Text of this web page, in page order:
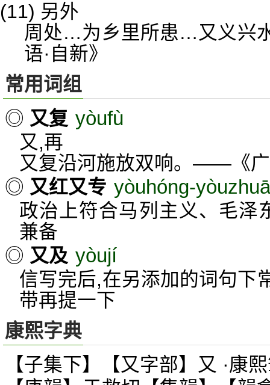
(11) 另外
周处…为乡里所患…又义
语·自新》
常用词组
◎ 又复 yòufù
又,再
又复沿河施放双响。——《
◎ 又红又专 yòuhóng-
政治上符合马列主义、毛泽
兼备
◎ 又及 yòují
信写完后,在另添加的词句下
带再提一下
康熙字典
【子集下】【又字部】又 ·康